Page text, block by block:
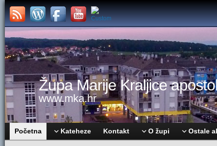
Župa Marije Kraljice
www.mka.hr
Početna Kateheze Kontakt O župi Ostale